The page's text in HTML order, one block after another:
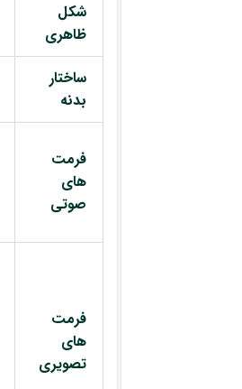
شکل
ظاهری
ساختار
بدنه
فرمت
های
صوتی
فرمت
های
تصویری